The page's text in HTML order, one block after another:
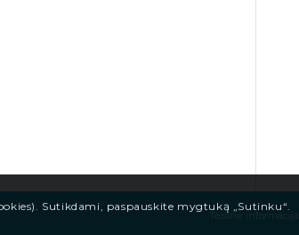
Teisinė informacija
Sutikdami, paspauskite mygtuką „Sutinku“.